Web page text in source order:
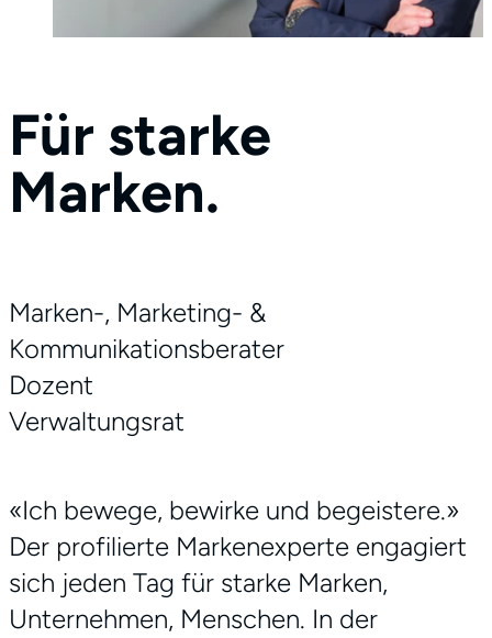
Für starke
Marken.
Marken-, Marketing- &
Kommunikationsberater
Dozent
Verwaltungsrat
«Ich bewege, bewirke und begeistere.»
Der profilierte Markenexperte engagiert
sich jeden Tag für starke Marken,
Unternehmen, Menschen. In der